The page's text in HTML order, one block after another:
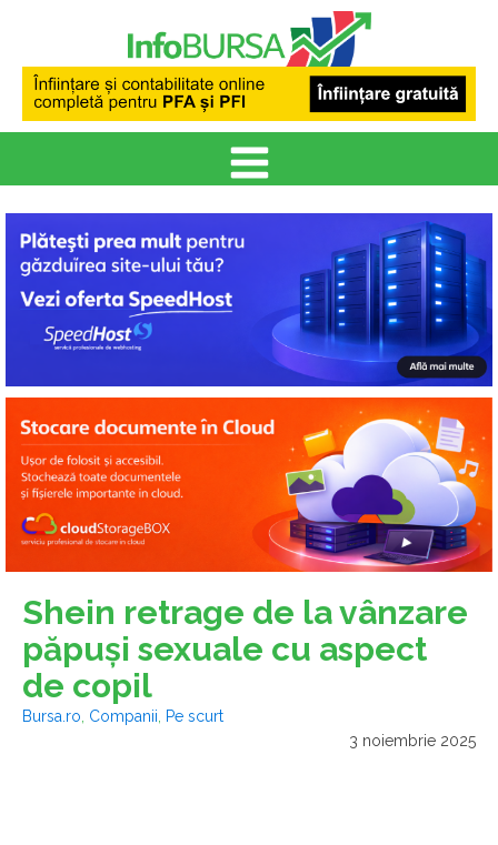
Shein retrage de la vânzare
păpuşi sexuale cu aspect
de copil
Bursa.ro Companii
Pe scurt
3 noiembrie 2025